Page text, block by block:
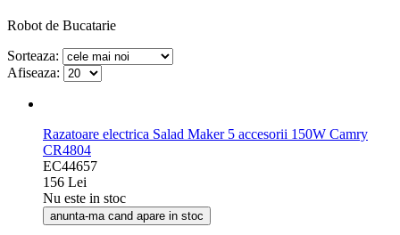
Robot de Bucatarie
Sorteaza:
Afiseaza:
Razatoare electrica Salad Maker 5 accesorii 150W Camry
CR4804
EC44657
156 Lei
Nu este in stoc
anunta-ma cand apare in stoc